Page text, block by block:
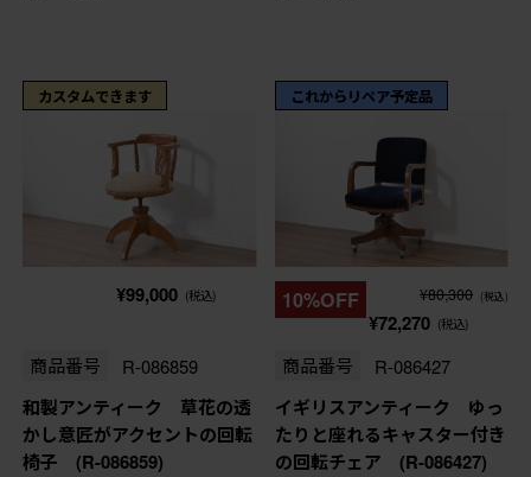
カスタムできます
¥99,000 (税込)
商品番号 R-086859
和製アンティーク 草花の透
かし意匠がアクセントの回転
椅子 (R-086859)
これからリペア予定品
10%OFF ¥80,300 (税込)
¥72,270 (税込)
商品番号 R-086427
イギリスアンティーク ゆっ
たりと座れるキャスター付き
の回転チェア (R-086427)